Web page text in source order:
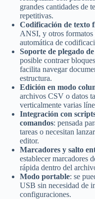
grandes cantidades de
repetitivas.
Codificación de texto
ANSI, y otros formatos
automática de
Soporte de plegado
posible contraer
facilita navegar
estructura.
Edición en modo
archivos CSV o datos
verticalmente varias
Integración con
comandos: pensada
tareas o necesitan
editor.
Marcadores y salto
establecer marcadores
rápida dentro del
Modo portable: se
USB sin necesidad de
configuraciones.